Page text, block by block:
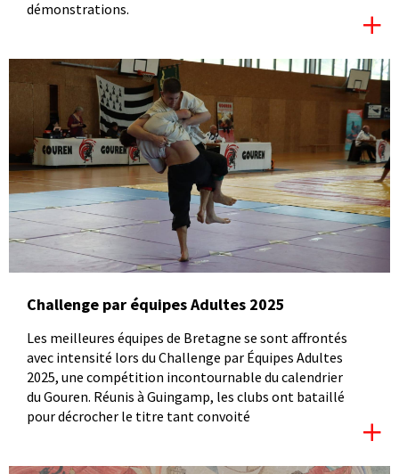
démonstrations.
Challenge par équipes Adultes 2025
Les meilleures équipes de Bretagne se sont affrontés
avec intensité lors du Challenge par Équipes Adultes
2025, une compétition incontournable du calendrier
du Gouren. Réunis à Guingamp, les clubs ont bataillé
pour décrocher le titre tant convoité